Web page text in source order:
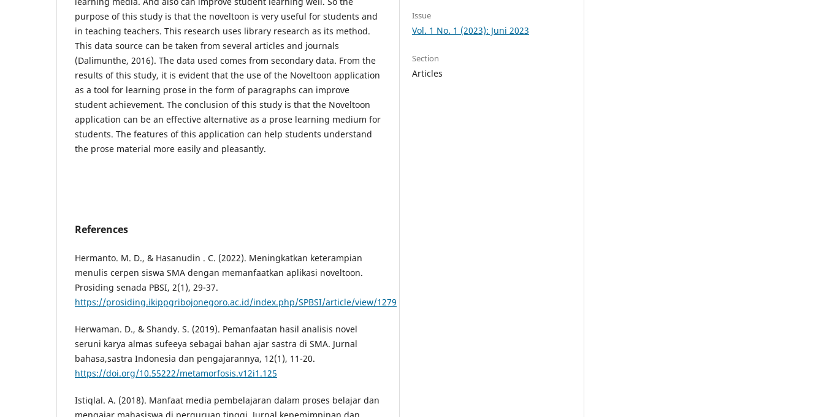
purpose of this study is that the noveltoon is very useful for students and
in teaching teachers. This research uses library research as its method.
This data source can be taken from several articles and journals
(Dalimunthe, 2016). The data used comes from secondary data. From the
results of this study, it is evident that the use of the Noveltoon application
as a tool for learning prose in the form of paragraphs can improve
student achievement. The conclusion of this study is that the Noveltoon
application can be an effective alternative as a prose learning medium for
students. The features of this application can help students understand
the prose material more easily and pleasantly.
References
Hermanto. M. D., & Hasanudin . C. (2022). Meningkatkan keterampian
menulis cerpen siswa SMA dengan memanfaatkan aplikasi noveltoon.
Prosiding senada PBSI, 2(1), 29-37.
https://prosiding.ikippgribojonegoro.ac.id/index.php/SPBSI/article/view/1279
Herwaman. D., & Shandy. S. (2019). Pemanfaatan hasil analisis novel
seruni karya almas sufeeya sebagai bahan ajar sastra di SMA. Jurnal
bahasa,sastra Indonesia dan pengajarannya, 12(1), 11-20.
https://doi.org/10.55222/metamorfosis.v12i1.125
Istiqlal. A. (2018). Manfaat media pembelajaran dalam proses belajar dan
Issue
Vol. 1 No. 1 (2023): Juni 2023
Section
Articles